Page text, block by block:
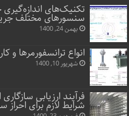
تکنیک‌های اندازه‌گیری
سنسورهای مختلف
بهمن 24, 1400
انواع ترانسفورمرها و
شهریور 10, 1400
فرآیند ارزیابی
شرایط لازم برای احراز